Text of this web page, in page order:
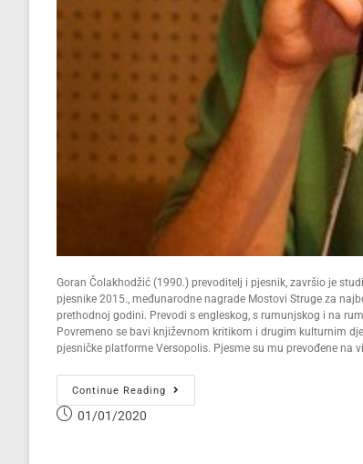
Goran Čolakhodžić (1990.) prevoditelj i pjesnik, završio je
pjesnike 2015., međunarodne nagrade Mostovi Struge za
prethodnoj godini. Prevodi s engleskog, s rumunjskog i na
Povremeno se bavi književnom kritikom i drugim kulturnim
pjesničke platforme Versopolis. Pjesme su mu prevođene na
Continue Reading
01/01/2020